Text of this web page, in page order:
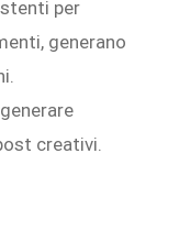
per
generano
creativi.